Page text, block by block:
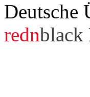
Deutsche
rednblack